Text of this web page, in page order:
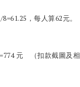
，每人算62元。
元 （扣款截圖及